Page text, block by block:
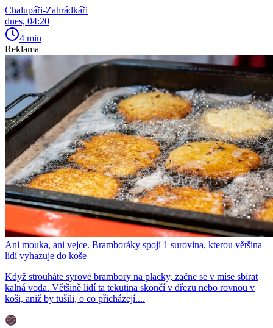
Chalupáři-Zahrádkáři
dnes, 04:20
4 min
Reklama
Ani mouka, ani vejce. Bramboráky spojí 1 surovina, kterou většina
lidí vyhazuje do koše
Když strouháte syrové brambory na placky, začne se v míse sbírat
kalná voda. Většině lidí ta tekutina skončí v dřezu nebo rovnou v
koši, aniž by tušili, o co přicházejí....